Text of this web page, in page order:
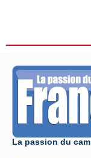
La passion du